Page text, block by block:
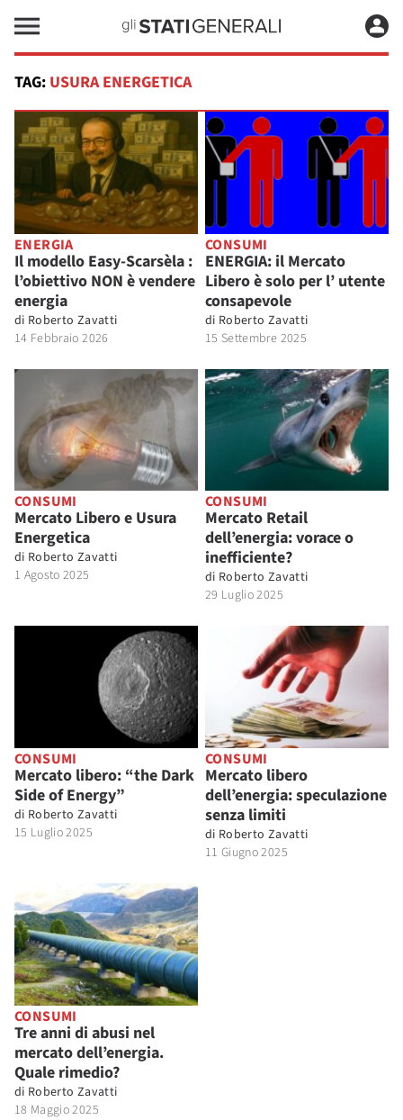
TAG: USURA ENERGETICA
ENERGIA
Il modello Easy-Scarsèla :
l’obiettivo NON è vendere
energia
di Roberto Zavatti
14 Febbraio 2026
CONSUMI
ENERGIA: il Mercato
Libero è solo per l’ utente
consapevole
di Roberto Zavatti
15 Settembre 2025
CONSUMI
Mercato Libero e Usura
Energetica
di Roberto Zavatti
1 Agosto 2025
CONSUMI
Mercato Retail
dell’energia: vorace o
inefficiente?
di Roberto Zavatti
29 Luglio 2025
CONSUMI
Mercato libero: “the Dark
Side of Energy”
di Roberto Zavatti
15 Luglio 2025
CONSUMI
Mercato libero
dell’energia: speculazione
senza limiti
di Roberto Zavatti
11 Giugno 2025
CONSUMI
Tre anni di abusi nel
mercato dell’energia.
Quale rimedio?
di Roberto Zavatti
18 Maggio 2025